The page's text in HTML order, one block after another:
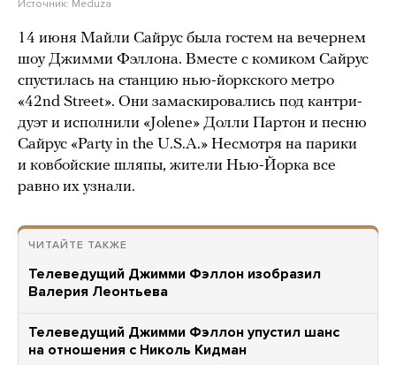
Источник: Meduza
14 июня Майли Сайрус была гостем на вечернем
шоу Джимми Фэллона. Вместе с комиком Сайрус
спустилась на станцию нью-йоркского метро
«42nd Street». Они замаскировались под кантри-
дуэт и исполнили «Jolene» Долли Партон и песню
Сайрус «Party in the U.S.A.» Несмотря на парики
и ковбойские шляпы, жители Нью-Йорка все
равно их узнали.
ЧИТАЙТЕ ТАКЖЕ
Телеведущий Джимми Фэллон изобразил
Валерия Леонтьева
Телеведущий Джимми Фэллон упустил шанс
на отношения с Николь Кидман